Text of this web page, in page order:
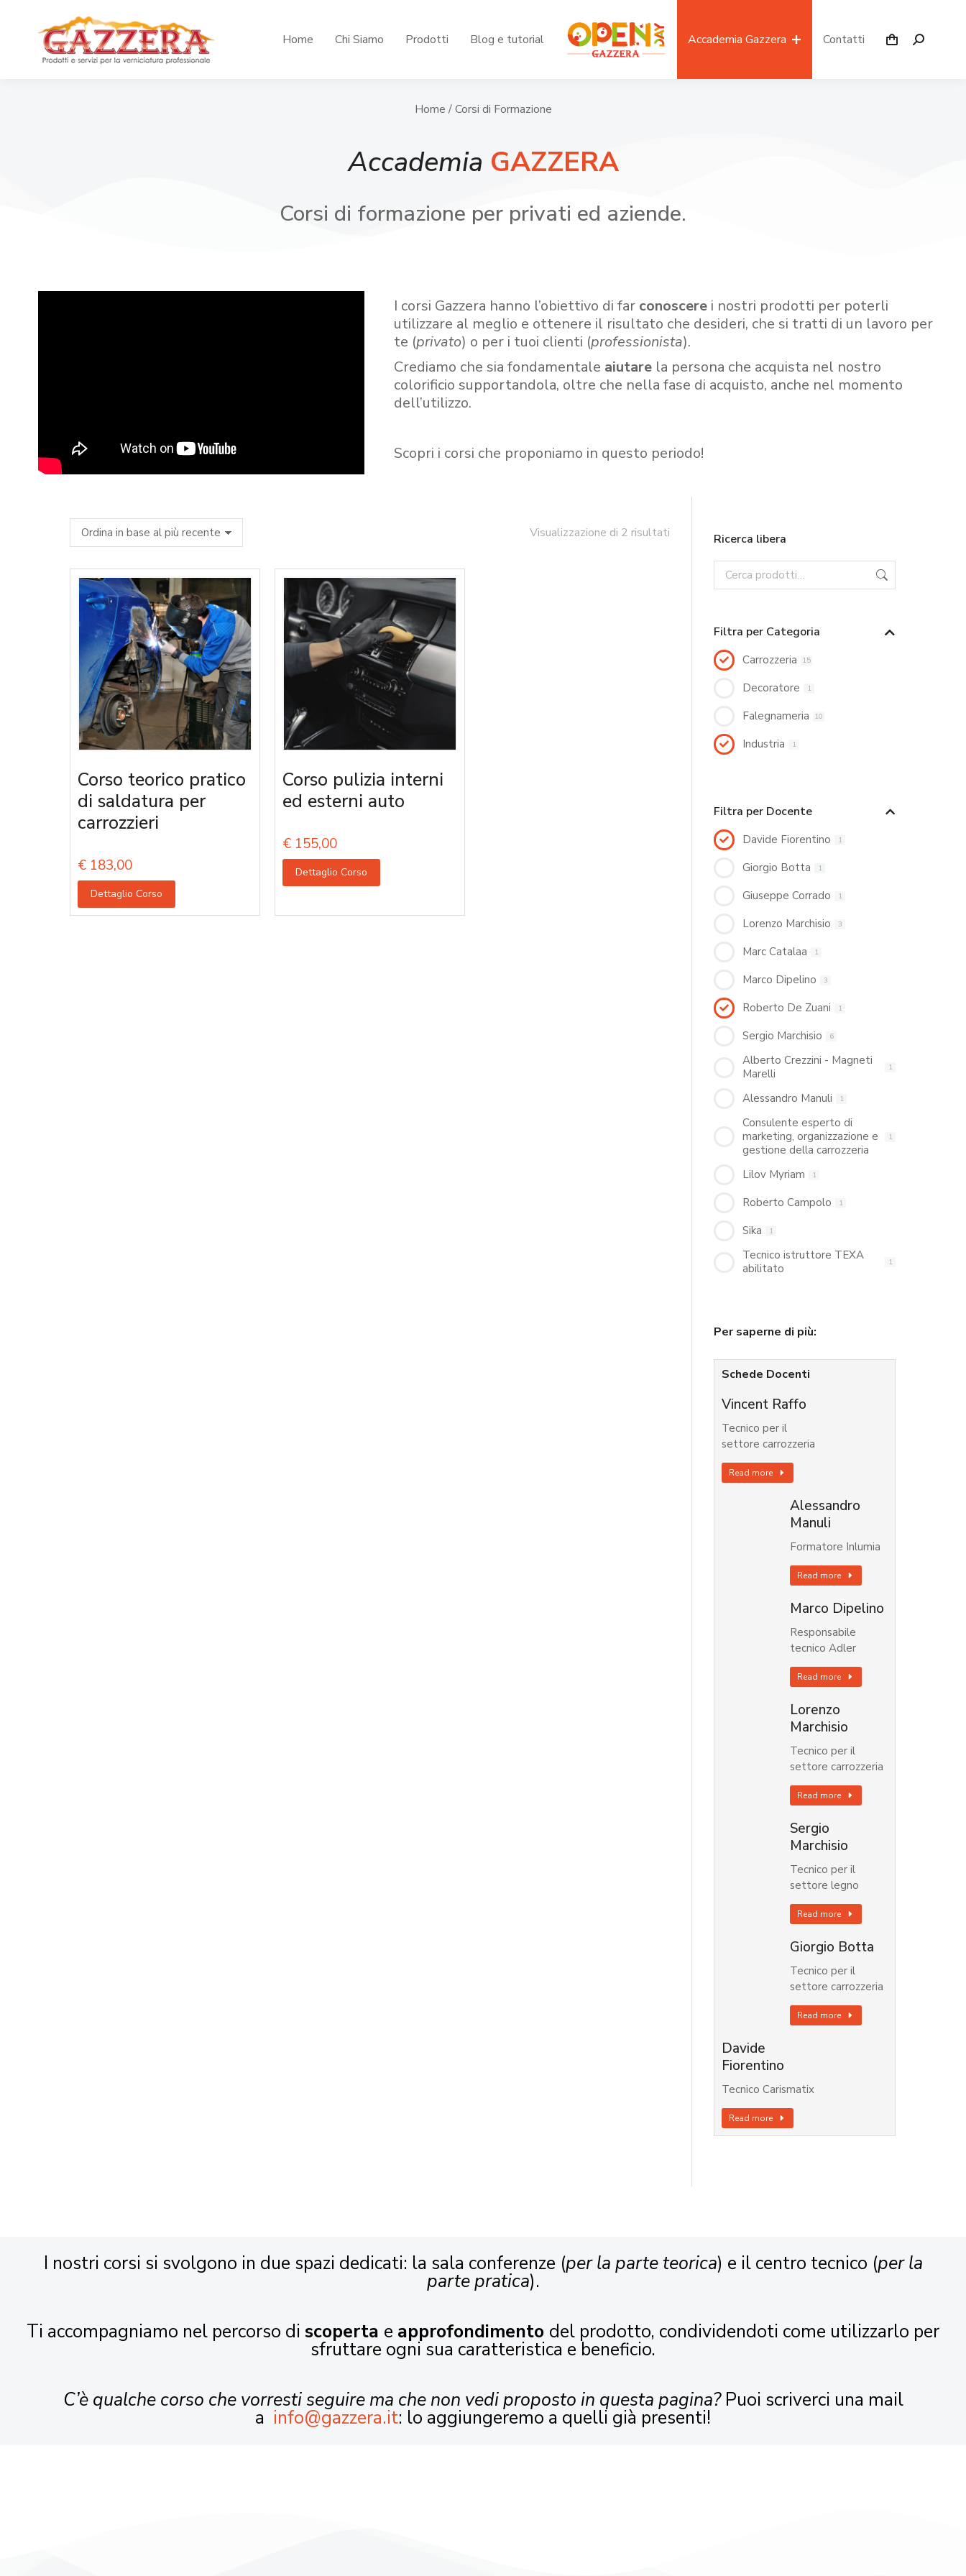
Home Chi Siamo Prodotti Blog e tutorial Accademia Gazzera Contatti
Home / Corsi di Formazione
Accademia GAZZERA
Corsi di formazione per privati ed aziende.
I corsi Gazzera hanno l’obiettivo di far conoscerei nostri prodotti per poterli
utilizzare al meglio e ottenere il risultato che desideri, che si tratti di un lavoro per
te (privato) o per i tuoi clienti (professionista).
Crediamo che sia fondamentale aiutare la persona che acquista nel nostro
colorificio supportandola, oltre che nella fase di acquisto, anche nel momento
dell’utilizzo.
Scopri i corsi che proponiamo in questo periodo!
Visualizzazione di 2 risultati
Corso teorico pratico
di saldatura per
carrozzieri
€ 183,00
Dettaglio Corso
Corso pulizia interni
ed esterni auto
€ 155,00
Dettaglio Corso
Ricerca libera
Filtra per Categoria
Carrozzeria 15
Decoratore 1
Falegnameria 10
Industria 1
Filtra per Docente
Davide Fiorentino 1
Giorgio Botta 1
Giuseppe Corrado 1
Lorenzo Marchisio 3
Marc Catalaa 1
Marco Dipelino 3
Roberto De Zuani 1
Sergio Marchisio 6
Alberto Crezzini - Magneti
Marelli
1
Alessandro Manuli 1
Consulente esperto di
marketing, organizzazione e
gestione della carrozzeria
1
Lilov Myriam 1
Roberto Campolo 1
Sika 1
Tecnico istruttore TEXA
abilitato
1
Per saperne di più:
Schede Docenti
Vincent Raffo
Tecnico per il
settore carrozzeria
Read more
Alessandro
Manuli
Formatore Inlumia
Read more
Marco Dipelino
Responsabile
tecnico Adler
Read more
Lorenzo
Marchisio
Tecnico per il
settore carrozzeria
Read more
Sergio
Marchisio
Tecnico per il
settore legno
Read more
Giorgio Botta
Tecnico per il
settore carrozzeria
Read more
Davide
Fiorentino
Tecnico Carismatix
Read more
I nostri corsi si svolgono in due spazi dedicati: la sala conferenze (per la parte teorica) e il centro tecnico (per la
parte pratica).
Ti accompagniamo nel percorso di scoperta e approfondimento del prodotto, condividendoti come utilizzarlo per
sfruttare ogni sua caratteristica e beneficio.
C’è qualche corso che vorresti seguire ma che non vedi proposto in questa pagina?Puoi scriverci una mail
a info@gazzera.it: lo aggiungeremo a quelli già presenti!